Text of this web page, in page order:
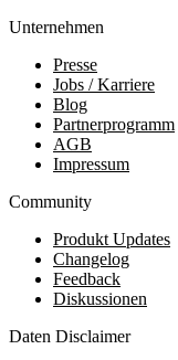
Unternehmen
Presse
Jobs / Karriere
Blog
Partnerprogramm
AGB
Impressum
Community
Produkt Updates
Changelog
Feedback
Diskussionen
Daten Disclaimer